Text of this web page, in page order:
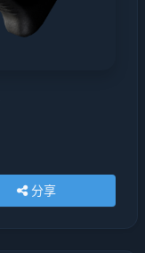
分享